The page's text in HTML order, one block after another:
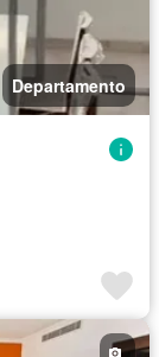
Departamento